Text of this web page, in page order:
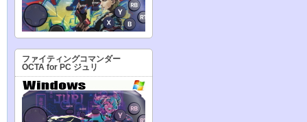
ファイティングコマンダー
OCTA for PC ジュリ